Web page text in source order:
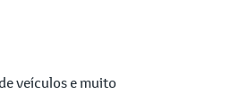
veículos e muito